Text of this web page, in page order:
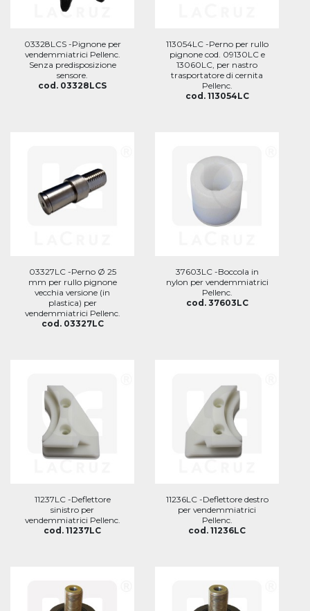
03328LCS -Pignone per
vendemmiatrici Pellenc.
Senza predisposizione
sensore.
cod. 03328LCS
113054LC -Perno per rullo
pignone cod. 09130LC e
13060LC, per nastro
trasportatore di cernita
Pellenc.
cod. 113054LC
03327LC -Perno Ø 25
mm per rullo pignone
vecchia versione (in
plastica) per
vendemmiatrici Pellenc.
cod. 03327LC
37603LC -Boccola in
nylon per vendemmiatrici
Pellenc.
cod. 37603LC
11237LC -Deflettore
sinistro per
vendemmiatrici Pellenc.
cod. 11237LC
11236LC -Deflettore destro
per vendemmiatrici
Pellenc.
cod. 11236LC